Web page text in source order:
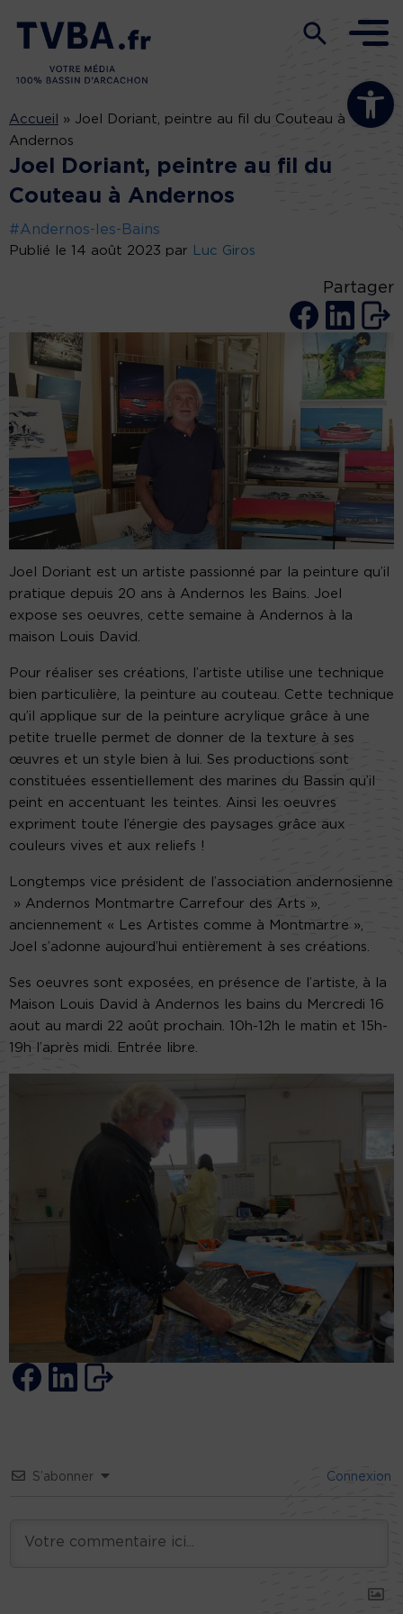
Ouvrir la
Accueil » Joel Doriant, peintre au fil du Couteau à
Andernos
Joel Doriant, peintre au fil du
Couteau à Andernos
#Andernos-les-Bains
Publié le 14 août 2023 par Luc Giros
Partager
Joel Doriant est un artiste passionné par la peinture qu’il
pratique depuis 20 ans à Andernos les Bains. Joel
expose ses oeuvres, cette semaine à Andernos à la
maison Louis David.
Pour réaliser ses créations, l’artiste utilise une technique
bien particulière, la peinture au couteau. Cette technique
qu’il applique sur de la peinture acrylique grâce à une
petite truelle permet de donner de la texture à ses
œuvres et un style bien à lui. Ses productions sont
constituées essentiellement des marines du Bassin qu’il
peint en accentuant les teintes. Ainsi les oeuvres
expriment toute l’énergie des paysages grâce aux
couleurs vives et aux reliefs !
Longtemps vice président de l’association andernosienne
» Andernos Montmartre Carrefour des Arts »,
anciennement « Les Artistes comme à Montmartre »,
Joel s’adonne aujourd’hui entièrement à ses créations.
Ses oeuvres sont exposées, en présence de l’artiste, à la
Maison Louis David à Andernos les bains du Mercredi 16
aout au mardi 22 août prochain. 10h-12h le matin et 15h-
19h l’après midi. Entrée libre.
S’abonner Connexion